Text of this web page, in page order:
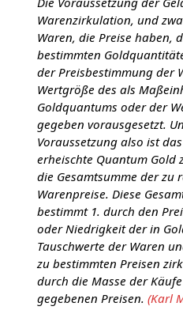
Warenzirkulation, und
Waren, die Preise haben,
bestimmten
der Preisbestimmung der
Wertgröße des als
Goldquantums oder der
gegeben vorausgesetzt.
Voraussetzung also ist
erheischte Quantum Gold
die Gesamtsumme der zu
Warenpreise. Diese
bestimmt 1. durch den
oder Niedrigkeit der in
Tauschwerte der Waren
zu bestimmten Preisen
durch die Masse der
gegebenen Preisen. (Karl